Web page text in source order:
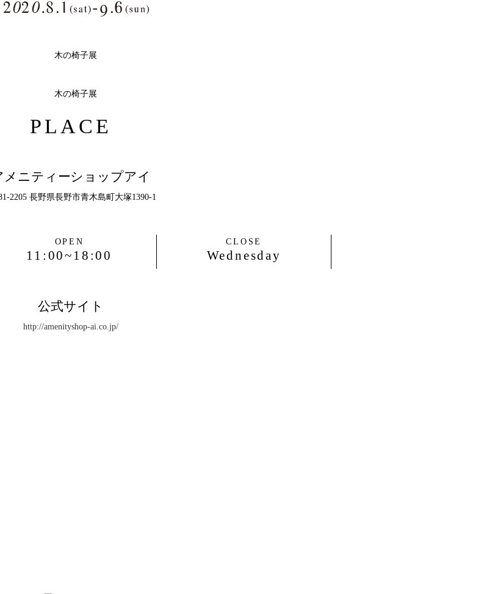
PLACE
メニティーショップアイ
2205 長野県長野市青木島町大塚1390-1
OPEN
11:00~18:00
CLOSE
Wednesday
公式サイト
http://amenityshop-ai.co.jp/